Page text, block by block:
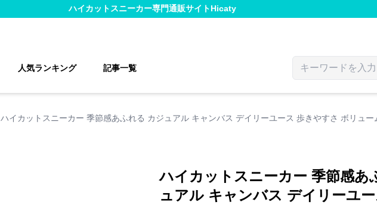
ハイカットスニーカー専門通販サイトHicaty
人気ランキング 記事一覧
ハイカットスニーカー 季節感あふれる カジュアル キャンバス デイリーユース 歩きやすさ ボリュ
ハイカットスニーカー 季節感あ
ュアル キャンバス デイリーユ